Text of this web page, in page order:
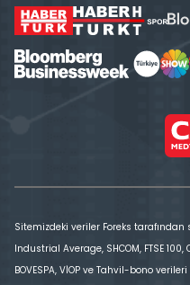
Sitemizdeki veriler Foreks tarafından
Industrial Average, SHCOM, FTSE 100,
BOVESPA, VİOP ve Tahvil-bono verileri